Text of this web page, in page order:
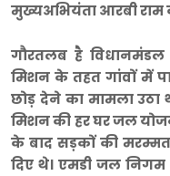
मुख्यअभियंता आरबी राम
गौरतलब है
मिशन के तहत गांवों में
छोड़ देने का मामला
मिशन की हर घर जल
के बाद सड़कों की
दिए थे। एमडी जल निगम